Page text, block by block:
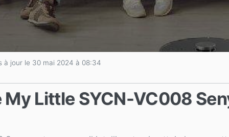
à jour le 30 mai 2024 à 08:34
Little SYCN-VC008